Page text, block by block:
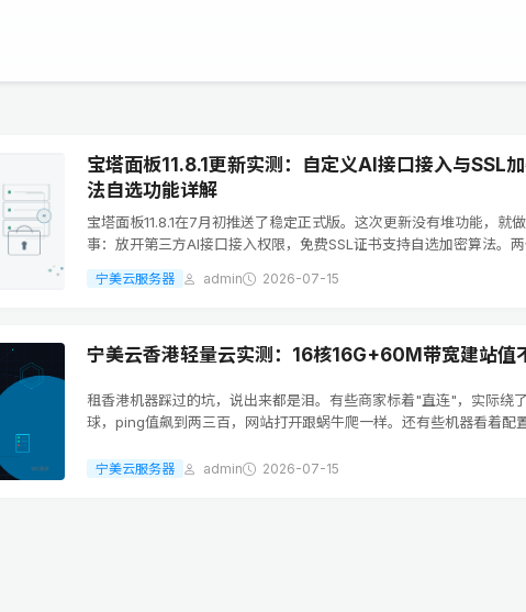
宝塔面板11.8.1更新实测：自定义AI接口接入与SSL
法自选功能详解
宝塔面板11.8.1在7月初推送了稳定正式版。这次更新没有堆功能，就
事：放开第三方AI接口接入权限，免费SSL证书支持自选加密算法。两
踩在了站长日常运维的真实痛点上。先说AI接口这块。以前宝塔内置的
只能走官方渠道，自己...
宁美云服务器 admin 2026-07-15
宁美云香港轻量云实测：16核16G+60M带宽建站值
租香港机器踩过的坑，说出来都是泪。有些商家标着"直连"，实际绕
球，ping值飙到两三百，网站打开跟蜗牛爬一样。还有些机器看着配
16核CPU、16G内存、12...
宁美云服务器 admin 2026-07-15